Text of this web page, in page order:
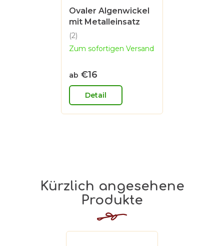
Ovaler Algenwickel
mit Metalleinsatz
Die
durchschnittliche
5,0
von
Sternen.
(2)
Zum sofortigen Versand
ab €16
Detail
Kürzlich angesehene
Produkte